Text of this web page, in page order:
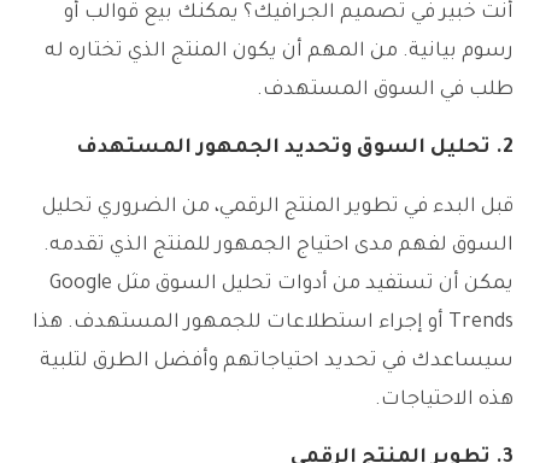
أنت خبير في تصميم الجرافيك؟ يمكنك بيع قوالب أو
رسوم بيانية. من المهم أن يكون المنتج الذي تختاره له
طلب في السوق المستهدف.
2. تحليل السوق وتحديد الجمهور المستهدف
قبل البدء في تطوير المنتج الرقمي، من الضروري تحليل
السوق لفهم مدى احتياج الجمهور للمنتج الذي تقدمه.
يمكن أن تستفيد من أدوات تحليل السوق مثل Google
Trends أو إجراء استطلاعات للجمهور المستهدف. هذا
سيساعدك في تحديد احتياجاتهم وأفضل الطرق لتلبية
هذه الاحتياجات.
3. تطوير المنتج الرقمي